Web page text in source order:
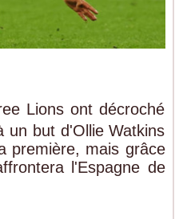
Lions ont décroché
un but d'Ollie Watkins
première, mais grâce
l'Espagne de